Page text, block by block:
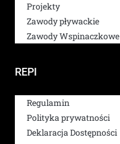
Projekty
Zawody pływackie
Zawody Wspinaczkowe
REPI
Regulamin
Polityka prywatności
Deklaracja Dostępności